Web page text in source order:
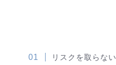
リスクを取らな